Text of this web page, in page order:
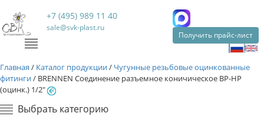
+7 (495) 989 11 40
sale@svk-plast.ru
Получить прайс-лист
Главная / Каталог продукции/ Чугунные резьбовые оцинкованные
фитинги/ BRENNEN Соединение разъемное коничическое ВР-НР
(оцинк.) 1/2"
Выбрать категорию